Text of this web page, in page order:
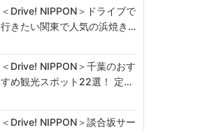
＜Drive! NIPPON＞ドライブで
行きたい関東で人気の浜焼き…
＜Drive! NIPPON＞千葉のおす
すめ観光スポット22選！ 定…
＜Drive! NIPPON＞談合坂サー